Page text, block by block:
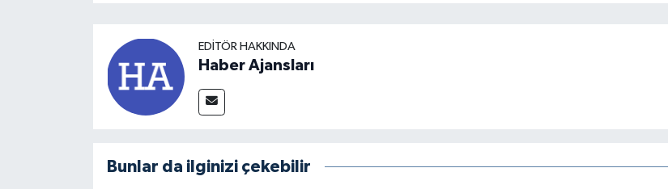
EDITÖR HAKKINDA
Haber Ajansları
Bunlar da ilginizi çekebilir